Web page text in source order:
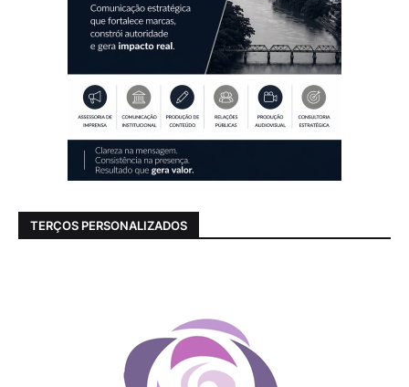
TERÇOS PERSONALIZADOS